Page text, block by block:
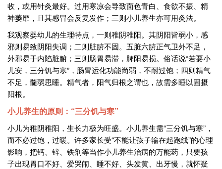
收，或用针灸最好。过用寒凉会导致面色青白、食欲不振、精
神萎靡，且其感冒会反复发作；三则小儿养生亦可用灸法。
我观察婴幼儿的生理特点，一则稚阴稚阳。其阴阳皆弱小，感
邪则易致阴阳失调；二则脏腑不固。五脏六腑正气卫外不足，
外邪易于内陷脏腑；三则肠胃易滞，脾阳易损。俗话说“若要小
儿安，三分饥与寒” ，肠胃运化功能尚弱，不耐过饱；四则精气
不足，髓弱思睡。精气者，阳气归根之谓也，故需多睡以固摄
阳根。
小儿养生的原则： “三分饥与寒”
小儿为稚阴稚阳，生长力极为旺盛。小儿养生需“三分饥与寒” ，
而不必过饱，过暖。许多家长受“不能让孩子输在起跑线”的心理
影响，把钙、锌、铁剂等当作小儿养生治病的万能药，只要孩
子出现胃口不好、爱哭闹、睡不好、头发黄、出牙慢，就怀疑